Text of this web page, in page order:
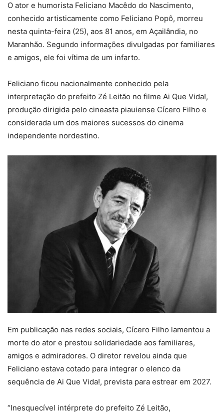
O ator e humorista Feliciano Macêdo do Nascimento,
conhecido artisticamente como Feliciano Popô, morreu
nesta quinta-feira (25), aos 81 anos, em Açailândia, no
Maranhão. Segundo informações divulgadas por familiares
e amigos, ele foi vítima de um infarto.
Feliciano ficou nacionalmente conhecido pela
interpretação do prefeito Zé Leitão no filme Ai Que Vida!,
produção dirigida pelo cineasta piauiense Cícero Filho e
considerada um dos maiores sucessos do cinema
independente nordestino.
Em publicação nas redes sociais, Cícero Filho lamentou a
morte do ator e prestou solidariedade aos familiares,
amigos e admiradores. O diretor revelou ainda que
Feliciano estava cotado para integrar o elenco da
sequência de Ai Que Vida!, prevista para estrear em 2027.
“Inesquecível intérprete do prefeito Zé Leitão,